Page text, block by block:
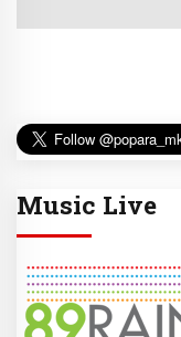
Music Live